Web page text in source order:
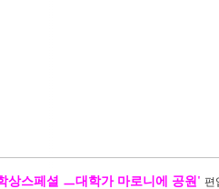
상스페셜 ㅡ대학가 마로니에 공원' 편